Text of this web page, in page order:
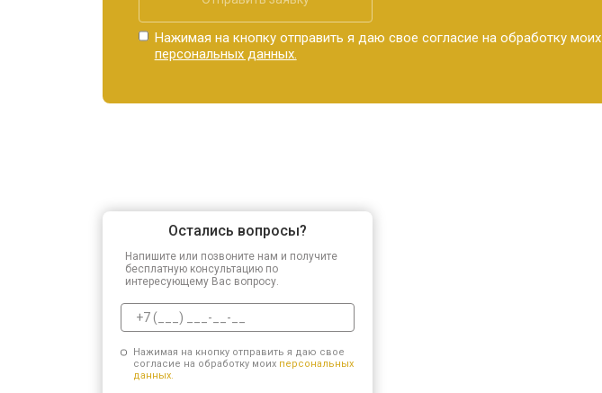
Нажимая на кнопку отправить я даю свое согласие на обработку моих
персональных данных.
Остались вопросы?
Напишите или позвоните нам и получите
бесплатную консультацию по
интересующему Вас вопросу.
Нажимая на кнопку отправить я даю свое
согласие на обработку моих персональных
данных.